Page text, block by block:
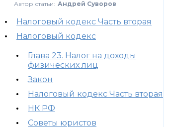
Автор статьи: Андрей Суворов
Налоговый кодекс Часть вторая
Налоговый кодекс
Глава 23. Налог на доходы
физических лиц
Закон
Налоговый кодекс Часть вторая
НК РФ
Советы юристов